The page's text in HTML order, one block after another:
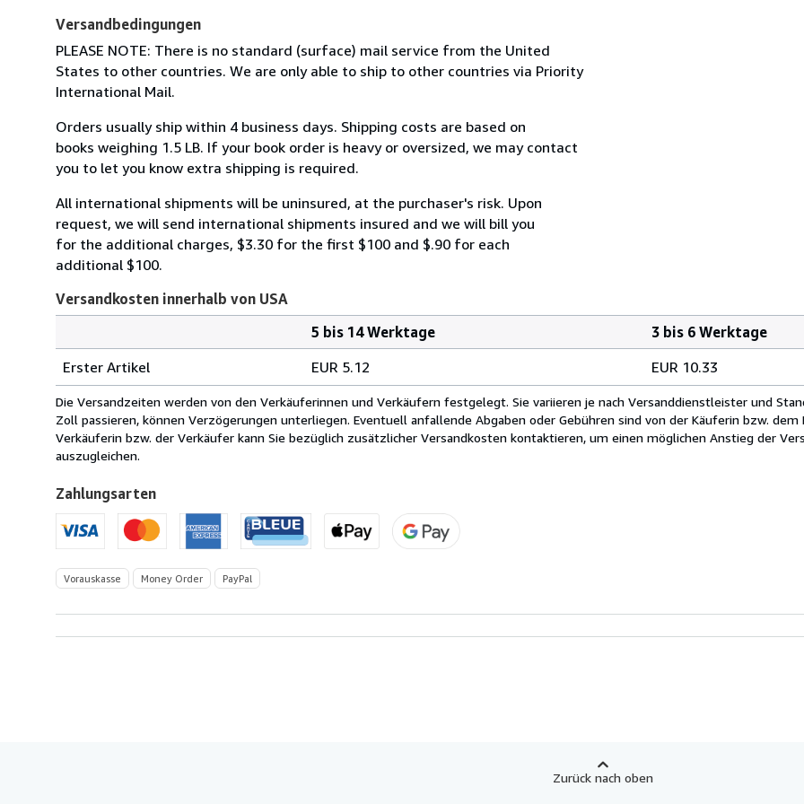
Versandbedingungen
PLEASE NOTE: There is no standard (surface) mail service from the United
States to other countries. We are only able to ship to other countries via Priority
International Mail.
Orders usually ship within 4 business days. Shipping costs are based on
books weighing 1.5 LB. If your book order is heavy or oversized, we may contact
you to let you know extra shipping is required.
All international shipments will be uninsured, at the purchaser's risk. Upon
request, we will send international shipments insured and we will bill you
for the additional charges, $3.30 for the first $100 and $.90 for each
additional $100.
Versandkosten innerhalb von USA
innerhalb
von
USA
5 bis 14 Werktage
3 bis 6 Werktage
Erster Artikel
EUR 5.12 EUR 10.33
Die Versandzeiten werden von den Verkäuferinnen und Verkäufern festgelegt. Sie variieren je nach Versanddienstleister und
Zoll passieren, können Verzögerungen unterliegen. Eventuell anfallende Abgaben oder Gebühren sind von der Käuferin bzw. dem
Verkäuferin bzw. der Verkäufer kann Sie bezüglich zusätzlicher Versandkosten kontaktieren, um einen möglichen Anstieg der
auszugleichen.
Zahlungsarten
Vorauskasse Money Order PayPal
Zurück nach oben